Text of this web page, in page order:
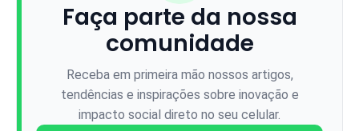
Faça parte da nossa
comunidade
Receba em primeira mão nossos artigos,
tendências e inspirações sobre inovação e
impacto social direto no seu celular.